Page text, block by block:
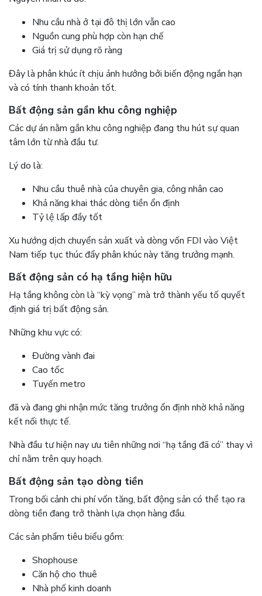
Nhu cầu nhà ở tại đô thị lớn vẫn cao
Nguồn cung phù hợp còn hạn chế
Giá trị sử dụng rõ ràng
Đây là phân khúc ít chịu ảnh hưởng bởi biến động ngắn hạn
và có tính thanh khoản tốt.
Bất động sản gần khu công nghiệp
Các dự án nằm gần khu công nghiệp đang thu hút sự quan
tâm lớn từ nhà đầu tư.
Lý do là:
Nhu cầu thuê nhà của chuyên gia, công nhân cao
Khả năng khai thác dòng tiền ổn định
Tỷ lệ lấp đầy tốt
Xu hướng dịch chuyển sản xuất và dòng vốn FDI vào Việt
Nam tiếp tục thúc đẩy phân khúc này tăng trưởng mạnh.
Bất động sản có hạ tầng hiện hữu
Hạ tầng không còn là “kỳ vọng” mà trở thành yếu tố quyết
định giá trị bất động sản.
Những khu vực có:
Đường vành đai
Cao tốc
Tuyến metro
đã và đang ghi nhận mức tăng trưởng ổn định nhờ khả năng
kết nối thực tế.
Nhà đầu tư hiện nay ưu tiên những nơi “hạ tầng đã có” thay vì
chỉ nằm trên quy hoạch.
Bất động sản tạo dòng tiền
Trong bối cảnh chi phí vốn tăng, bất động sản có thể tạo ra
dòng tiền đang trở thành lựa chọn hàng đầu.
Các sản phẩm tiêu biểu gồm:
Shophouse
Căn hộ cho thuê
Nhà phố kinh doanh